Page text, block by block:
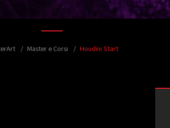
Master e Corsi Houdini Start